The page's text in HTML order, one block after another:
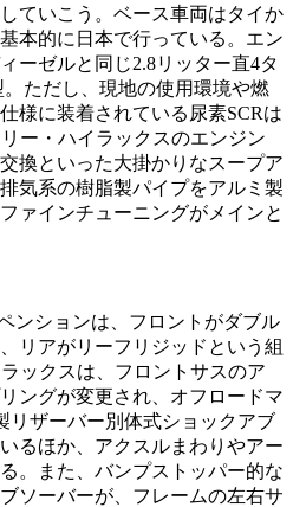
ていこう。ベース車両はタイか
本的に日本で行っている。エン
ーゼルと同じ2.8リッター直4タ
ただし、現地の使用環境や燃
様に装着されている尿素SCRは
ー・ハイラックスのエンジン
換といった大掛かりなスープア
気系の樹脂製パイプをアルミ製
ァインチューニングがメインと
ンションは、フロントがダブル
リアがリーフリジッドという組
ックスは、フロントサスのア
ングが変更され、オフロードマ
リザーバー別体式ショックアブ
るほか、アクスルまわりやアー
。また、バンプストッパー的な
ソーバーが、フレームの左右サ